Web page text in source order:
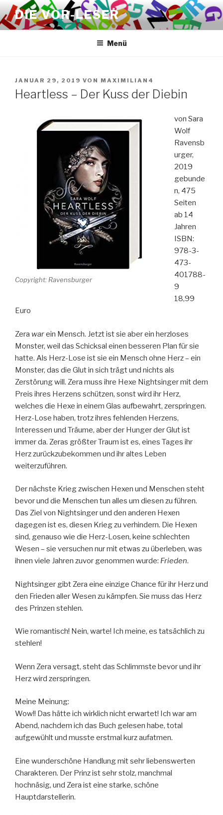
Zum
Inhalt
springen
DIE VOR-LESER
Menü
VERÖFFENTLICHT
AM
JANUAR 29, 2019 VON MAXIMILIAN4
Heartless – Der Kuss der Diebin
Copyright: Ravensburger
von Sara
Wolf
Ravensb
urger,
2019
gebunde
n, 475
Seiten
ab 14
Jahren
ISBN:
978-3-
473-
401788-
9
18,99
Euro
Zera warein Mensch. Jetzt ist sie aber ein herzloses
Monster, weil das Schicksal einen besseren Plan für sie
hatte. Als Herz-Lose ist sie ein Mensch ohne Herz – ein
Monster, das die Glut in sich trägt und nichts als
Zerstörung will. Zera muss ihre Hexe Nightsinger mit dem
Preis ihres Herzens schützen, sonst wird ihr Herz,
welches die Hexe in einem Glas aufbewahrt, zerspringen.
Herz-Lose haben, trotz ihres fehlenden Herzens,
Interessen und Träume, aber der Hunger der Glut ist
immer da. Zeras größter Traum ist es, eines Tages ihr
Herz zurückzubekommen und ihr altes Leben
weiterzuführen.
Der nächste Krieg zwischen Hexen und Menschen steht
bevor und die Menschen tun alles um diesen zu führen.
Das Ziel von Nightsinger und den anderen Hexen
dagegen ist es, diesen Krieg zu verhindern. Die Hexen
sind, genauso wie die Herz-Losen, keine schlechten
Wesen – sie versuchen nur mit etwas zu überleben, was
ihnen viele Jahren zuvor genommen wurde: Frieden.
Nightsinger gibt Zera eine einzige Chance für ihr Herz und
den Frieden aller Wesen zu kämpfen. Sie muss das Herz
des Prinzen stehlen.
Wie romantisch! Nein, warte! Ich meine, es tatsächlich zu
stehlen!
Wenn Zera versagt, steht das Schlimmste bevor und ihr
Herz wird zerspringen.
Meine Meinung:
Wow!! Das hätte ich wirklich nicht erwartet! Ich war am
Abend, nachdem ich das Buch gelesen habe, total
aufgewühlt und musste erstmal kurz aufatmen.
Eine wunderschöne Handlung mit sehr liebenswerten
Charakteren. Der Prinz ist sehr stolz, manchmal
hochnäsig, und Zera ist eine starke, schöne
Hauptdarstellerin.